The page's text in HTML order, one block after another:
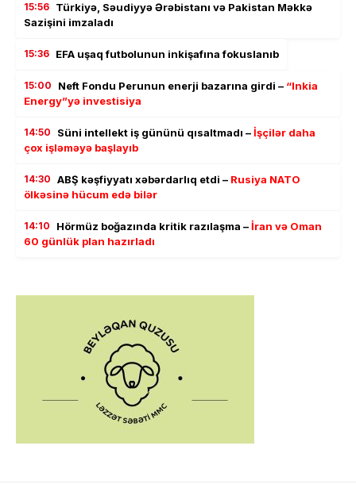
15:56 Türkiyə, Səudiyyə Ərəbistanı və Pakistan Məkkə
Sazişini imzaladı
15:36 EFA uşaq futbolunun inkişafına fokuslanıb
15:00 Neft Fondu Perunun enerji bazarına girdi – “Inkia
Energy”yə investisiya
14:50 Süni intellekt iş gününü qısaltmadı –İşçilər daha
çox işləməyə başlayıb
14:30 ABŞ kəşfiyyatı xəbərdarlıq etdi – Rusiya NATO
ölkəsinə hücum edə bilər
14:10 Hörmüz boğazında kritik razılaşma –İran və Oman
60 günlük plan hazırladı